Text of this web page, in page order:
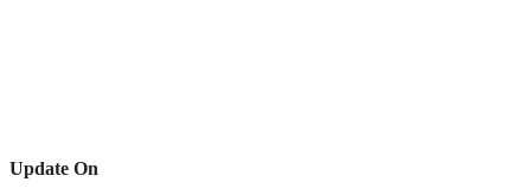
Update On